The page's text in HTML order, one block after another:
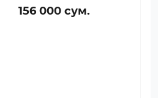
156 000 сум.